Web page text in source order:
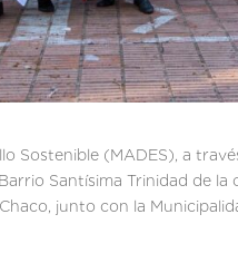
Sostenible (MADES), a
Santísima Trinidad de
junto con la